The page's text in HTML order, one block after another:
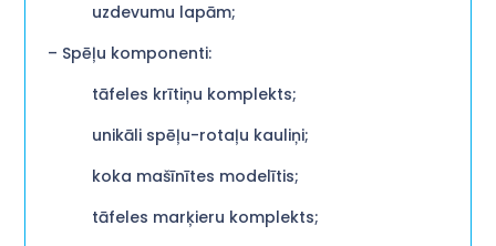
uzdevumu lapām;
– Spēļu komponenti:
tāfeles krītiņu komplekts;
unikāli spēļu-rotaļu kauliņi;
koka mašīnītes modelītis;
tāfeles marķieru komplekts;